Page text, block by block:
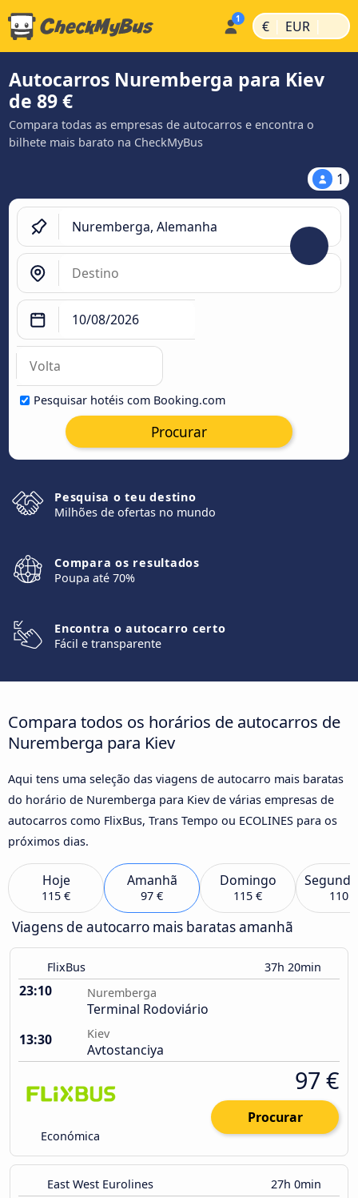
€ | EUR |
Autocarros Nuremberga para Kiev
de 89 €
Compara todas as empresas de autocarros e encontra o
bilhete mais barato na CheckMyBus
1
Pesquisar hotéis com Booking.com
Procurar
Pesquisa o teu destino
Milhões de ofertas no mundo
Compara os resultados
Poupa até 70%
Encontra o autocarro certo
Fácil e transparente
Compara todos os horários de autocarros de
Nuremberga para Kiev
Aqui tens uma seleção das viagens de autocarro mais baratas
do horário de Nuremberga para Kiev de várias empresas de
autocarros como FlixBus, Trans Tempo ou ECOLINES para os
próximos dias.
Hoje
115 €
Amanhã
97 €
Domingo
115 € 110 €
Viagens de autocarro mais baratas amanhã
FlixBus 37h 20min
23:10 Nuremberga
Terminal Rodoviário
13:30
Kiev
Avtostanciya
Económica
97 €
Procurar
East West Eurolines 27h 0min